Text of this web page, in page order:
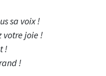
sa voix !
votre joie !
!
!